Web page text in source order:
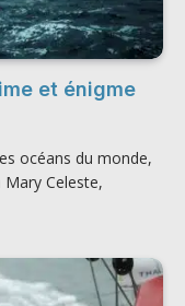
et énigme
océans du monde,
Celeste,